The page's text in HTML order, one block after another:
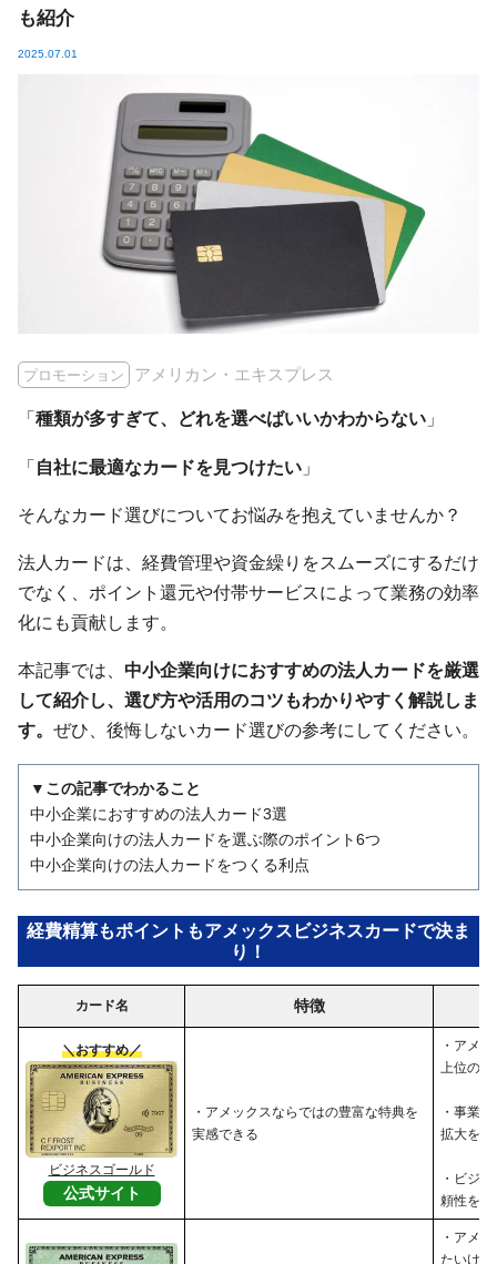
も紹介
2025.07.01
プロモーション アメリカン・エキスプレス
「種類が多すぎて、どれを選べばいいかわからない 」
「自社に最適なカードを見つけたい 」
そんなカード選びについてお悩みを抱えていませんか？
法人カードは、経費管理や資金繰りをスムーズにするだけ
でなく、ポイント還元や付帯サービスによって業務の効率
化にも貢献します。
本記事では、 中小企業向けにおすすめの法人カードを厳選
して紹介し、選び方や活用のコツもわかりやすく解説しま
す。 ぜひ、後悔しないカード選びの参考にしてください。
▼この記事でわかること
中小企業におすすめの法人カード3選
中小企業向けの法人カードを選ぶ際のポイント6つ
中小企業向けの法人カードをつくる利点
経費精算もポイントもアメックスビジネスカードで決ま
り！
カード名 特徴
＼おすすめ／
ビジネスゴールド
公式サイト
・アメックスならではの豊富な特典を
実感できる
・アメ
上位のサ
・事業
拡大を目
・ビジ
頼性を高
・アメ
たいけれ